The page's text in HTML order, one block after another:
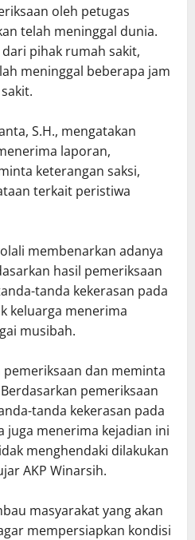
oleh petugas
telah meninggal dunia.
pihak rumah sakit,
meninggal beberapa jam
S.H., mengatakan
laporan,
keterangan saksi,
terkait peristiwa
membenarkan adanya
hasil pemeriksaan
tanda kekerasan pada
keluarga menerima
musibah.
pemeriksaan dan meminta
pemeriksaan
tanda kekerasan pada
juga menerima kejadian ini
menghendaki dilakukan
AKP Winarsih.
masyarakat yang akan
mempersiapkan kondisi